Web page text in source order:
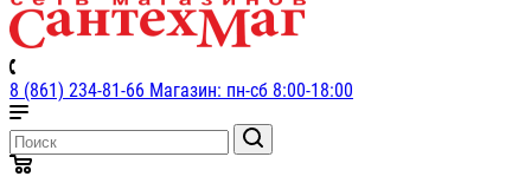
8 (861) 234-81-66 Магазин: пн-сб 8:00-18:00